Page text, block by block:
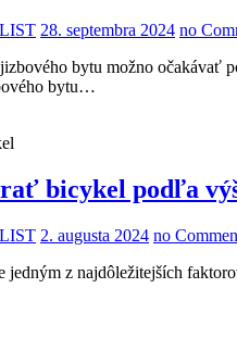
28. septembra 2024 no
bytu možno očakávať
bytu…
bicykel podľa
2. augusta 2024 no
jedným z najdôležitejších